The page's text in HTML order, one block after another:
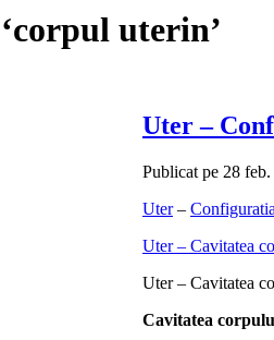
uterin’
Uter –
Publicat pe 28
Uter–
Uter – Cavitatea
Uter – Cavitatea
Cavitatea